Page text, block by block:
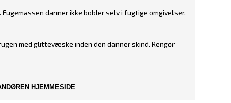
danner ikke bobler selv i fugtige omgivelser.
med glittevæske inden den danner skind. Rengør
HJEMMESIDE